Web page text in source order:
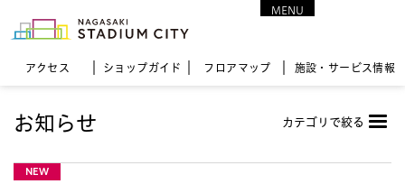
アクセス ショップガイド フロア マップ 施設・サービス情報
MENU
お知らせ カテゴリで絞る
NEW